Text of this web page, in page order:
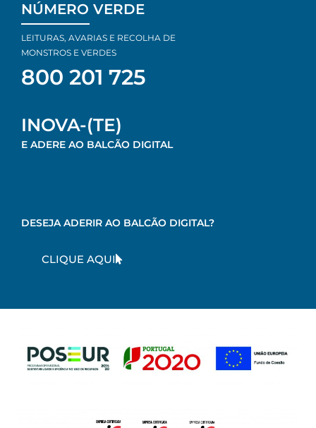
NÚMERO VERDE
LEITURAS, AVARIAS E RECOLHA DE
MONSTROS E VERDES
800 201 725
INOVA-(TE)
E ADERE AO BALCÃO DIGITAL
DESEJA ADERIR AO BALCÃO DIGITAL?
CLIQUE AQUI